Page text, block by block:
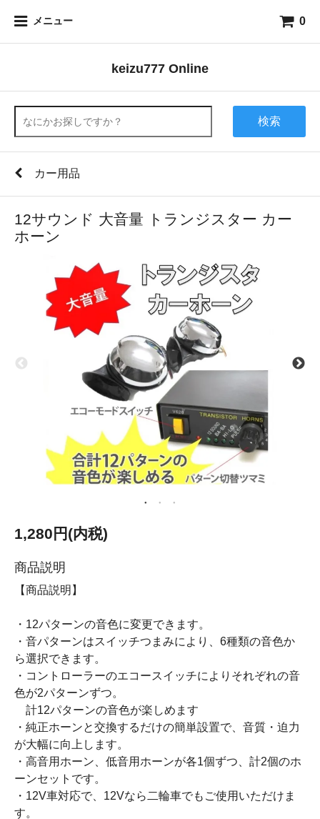
メニュー 0
keizu777 Online
検索
カー用品
12サウンド 大音量 トランジスター カー
ホーン
1,280円(内税)
商品説明
【商品説明】
・12パターンの音色に変更できます。
・音パターンはスイッチつまみにより、6種類の音色か
ら選択できます。
・コントローラーのエコースイッチによりそれぞれの音
色が2パターンずつ。
計12パターンの音色が楽しめます
・純正ホーンと交換するだけの簡単設置で、音質・迫力
が大幅に向上します。
・高音用ホーン、低音用ホーンが各1個ずつ、計2個のホ
ーンセットです。
・12V車対応で、12Vなら二輪車でもご使用いただけま
す。